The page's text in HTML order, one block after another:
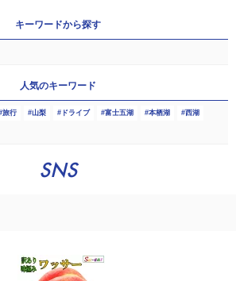
キーワードから探す
人気のキーワード
旅行 山梨 ドライブ 富士五湖 本栖湖 西湖
SNS